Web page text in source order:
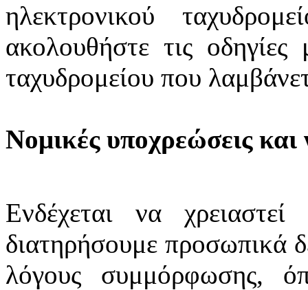
ηλεκτρονικού
ακολουθήστε τις
ταχυδρομείου που
Νομικές υποχρεώσεις
Ενδέχεται να
διατηρήσουμε προσωπικά
λόγους συμμόρφωσης,